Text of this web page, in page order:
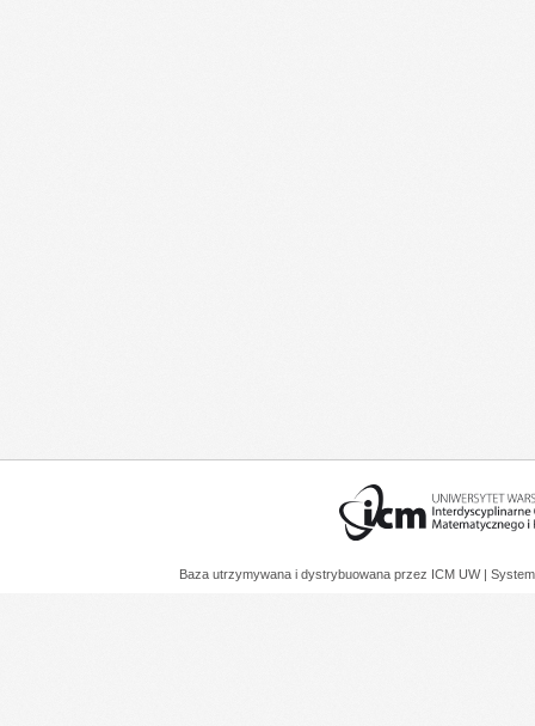
Baza utrzymywana i dystrybuowana przez ICM UW |